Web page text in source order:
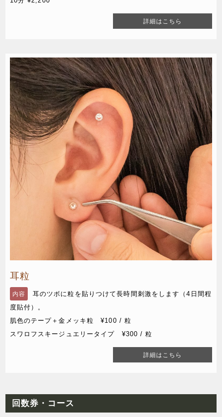
詳細はこちら
耳粒
内容
耳のツボに粒を貼りつけて長時間刺激をします（4日間程
度貼付）。
肌色のテープ＋金メッキ粒 ¥100 / 粒
スワロフスキージュエリータイプ ¥300 / 粒
詳細はこちら
回数券・コース